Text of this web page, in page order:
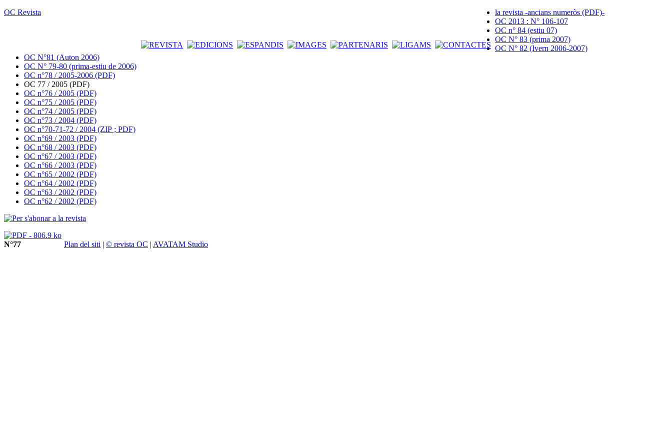
OC Revista
la revista -ancians numeròs (PDF)-
OC 2013 : N° 106-107
OC n° 84 (estiu 07)
OC N° 83 (prima 2007)
OC N° 82 (Ivern 2006-2007)
OC N°81 (Auton 2006)
OC N° 79-80 (prima-estiu de 2006)
OC n°78 / 2005-2006 (PDF)
OC 77 / 2005 (PDF)
OC n°76 / 2005 (PDF)
OC n°75 / 2005 (PDF)
OC n°74 / 2005 (PDF)
OC n°73 / 2004 (PDF)
OC n°70-71-72 / 2004 (ZIP ; PDF)
OC n°69 / 2003 (PDF)
OC n°68 / 2003 (PDF)
OC n°67 / 2003 (PDF)
OC n°66 / 2003 (PDF)
OC n°65 / 2002 (PDF)
OC n°64 / 2002 (PDF)
OC n°63 / 2002 (PDF)
OC n°62 / 2002 (PDF)
N°77 Plan del siti | © revista OC | AVATAM Studio